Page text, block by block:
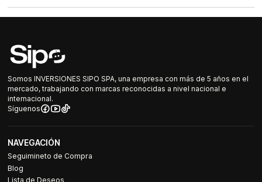
Somos INVERSIONES SIPO SPA, una empresa con más de 5 años en el
mercado, trabajando con marcas reconocidas a nivel nacional e
internacional.
Síguenos
NAVEGACIÓN
Seguimineto de Compra
Blog
Lista de Deseos